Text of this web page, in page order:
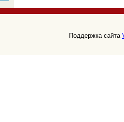
Поддержка сайта